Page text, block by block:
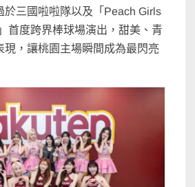
於三國啦啦隊以及「Peach Girls
首度跨界棒球場演出，甜美、青
現，讓桃園主場瞬間成為最閃亮